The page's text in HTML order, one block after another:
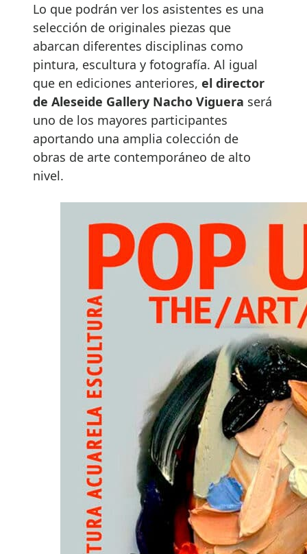
Lo que podrán ver los asistentes es una
selección de originales piezas que
abarcan diferentes disciplinas como
pintura, escultura y fotografía. Al igual
que en ediciones anteriores, el director
de Aleseide Gallery Nacho Viguera será
uno de los mayores participantes
aportando una amplia colección de
obras de arte contemporáneo de alto
nivel.